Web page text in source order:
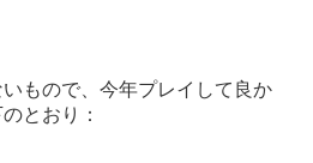
もので、今年プレイして良か
とおり：